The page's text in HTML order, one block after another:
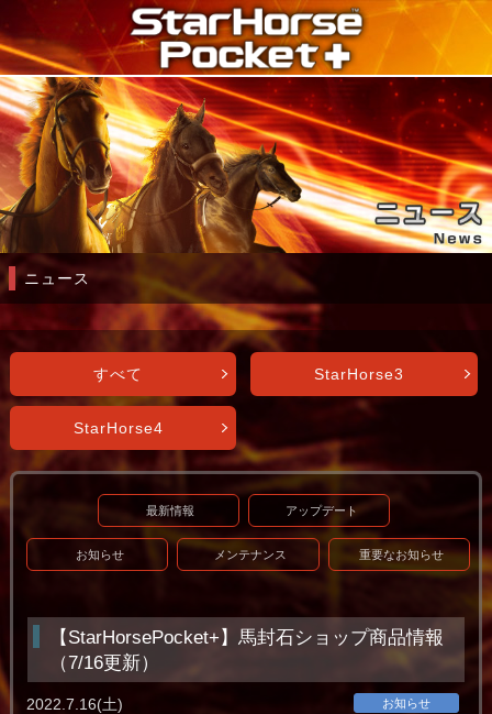
ニュース
すべて StarHorse3
StarHorse4
最新情報 アップデート
お知らせ メンテナンス 重要なお知らせ
【StarHorsePocket+】馬封石ショップ商品情報
（7/16更新）
お知らせ
2022.7.16(土)